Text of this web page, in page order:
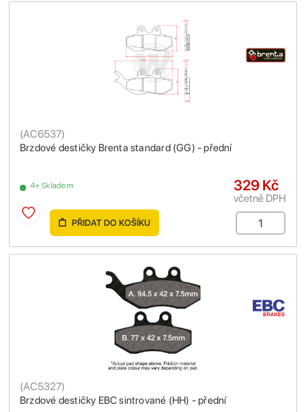
Brzdové destičky Brenta standard (GG) - přední
(AC6537)
4+ Skladem 329 Kč
včetně DPH
PŘIDAT DO KOŠÍKU
Brzdové destičky EBC sintrované (HH) - přední
(AC5327)